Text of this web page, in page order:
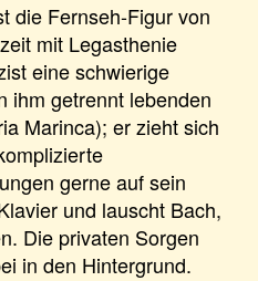
die Fernseh-Figur von
mit Legasthenie
eine schwierige
ihm getrennt lebenden
Marinca); er zieht sich
gerne auf sein
und lauscht Bach,
Die privaten Sorgen
in den Hintergrund.